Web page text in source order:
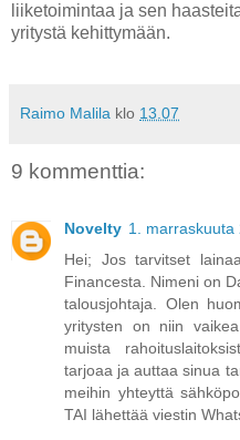
liiketoimintaa ja sen
yritystä kehittymään.
Raimo Malila klo 13.07
9 kommenttia:
Novelty 1. marraskuuta
Hei; Jos tarvitset
Financesta. Nimeni on
talousjohtaja. Olen
yritysten on niin
muista
tarjoaa ja auttaa sinua
meihin yhteyttä
TAI lähettää viestin